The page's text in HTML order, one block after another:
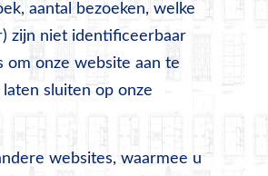
aantal bezoeken, welke
zijn niet identificeerbaar
om onze website aan te
sluiten op onze
websites, waarmee u